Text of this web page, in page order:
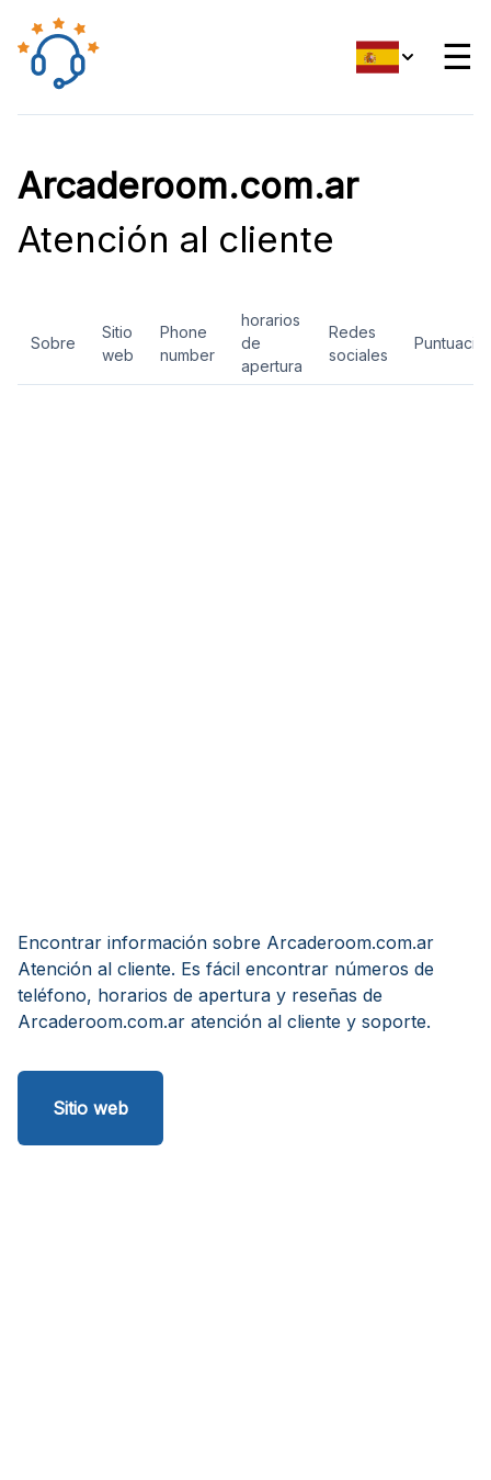
☰
Arcaderoom.com.ar
Atención al cliente
Sobre
Sitio
web
Phone
number
horarios
de
apertura
Redes
sociales
Encontrar información sobre Arcaderoom.com.ar
Atención al cliente. Es fácil encontrar números de
teléfono, horarios de apertura y reseñas de
Arcaderoom.com.ar atención al cliente y soporte.
Sitio web